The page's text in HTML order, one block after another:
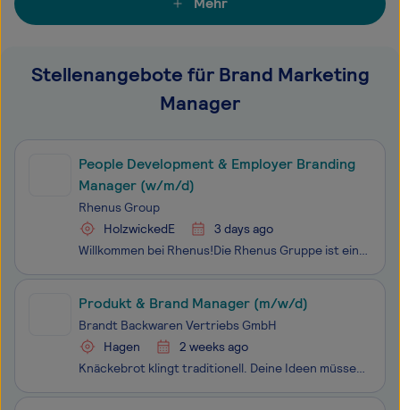
Stellenangebote für Brand Marketing
Manager
People Development & Employer Branding
Manager (w/m/d)
Rhenus Group
HolzwickedE
3 days ago
Willkommen bei Rhenus!Die Rhenus Gruppe ist einer der führenden, weltweit operierenden Logistikdienstleister. Entlang der gesamten Supply Chain bieten wir maßgeschneiderte Lösungen für Unternehmen aus den unterschiedlichsten Branchen. Von multimodalen Transporten bis zur perfekten Lagerung, vom reib
Produkt & Brand Manager (m/w/d)
Brandt Backwaren Vertriebs GmbH
Hagen
2 weeks ago
Knäckebrot klingt traditionell. Deine Ideen müssen es nicht sein. Als Teil der Brandt-Gruppe zählt die BURGER Knäcke GmbH + Co. KG zu den führenden Knäckebrotherstellern Europas. Seit Generationen stehen wir für Qualität und Backkompetenz. Gleichzeitig arbeiten wir jeden Tag daran, unsere Marken und